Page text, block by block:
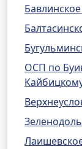
ОСП по